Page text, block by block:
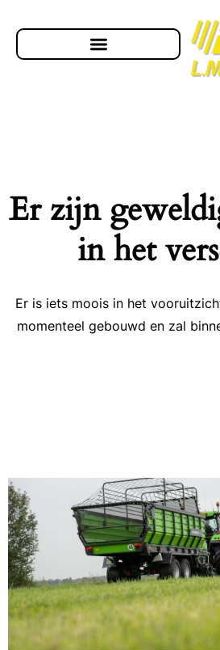
Er zijn
in het
Er is iets moois in het
momenteel gebouwd en zal